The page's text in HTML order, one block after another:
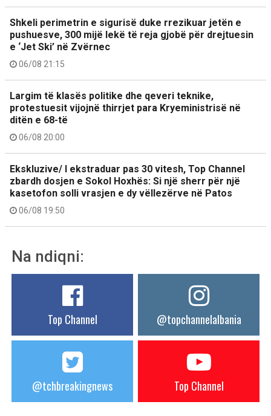
Shkeli perimetrin e sigurisë duke rrezikuar jetën e
pushuesve, 300 mijë lekë të reja gjobë për drejtuesin
e ‘Jet Ski’ në Zvërnec
06/08 21:15
Largim të klasës politike dhe qeveri teknike,
protestuesit vijojnë thirrjet para Kryeministrisë në
ditën e 68-të
06/08 20:00
Ekskluzive/ I ekstraduar pas 30 vitesh, Top Channel
zbardh dosjen e Sokol Hoxhës: Si një sherr për një
kasetofon solli vrasjen e dy vëllezërve në Patos
06/08 19:50
Na ndiqni:
Top Channel @topchannelalbania
@tchbreakingnews Top Channel